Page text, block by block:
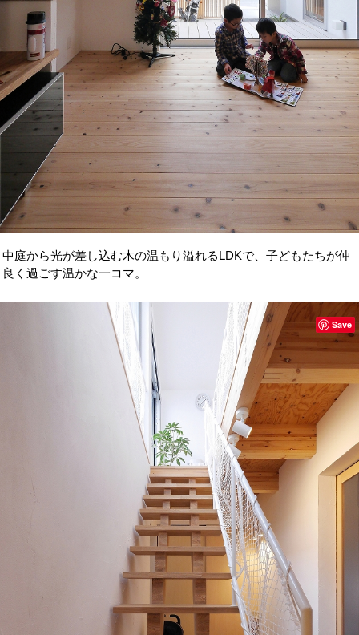
中庭から光が差し込む木の温もり溢れるLDKで、子どもたちが仲
良く過ごす温かな一コマ。
Save